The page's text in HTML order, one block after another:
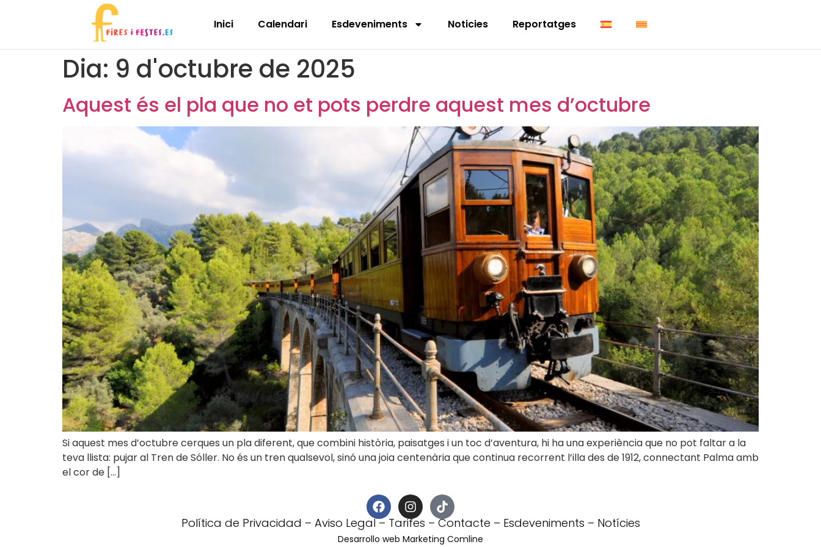
Inici Calendari Esdeveniments Noticies Reportatges
Dia: 9 d'octubre de 2025
Aquest és el pla que no et pots perdre aquest mes d’octubre
Si aquest mes d’octubre cerques un pla diferent, que combini història, paisatges i un toc d’aventura, hi ha una experiència que no pot faltar a la
teva llista: pujar al Tren de Sóller. No és un tren qualsevol, sinó una joia centenària que continua recorrent l’illa des de 1912, connectant Palma amb
el cor de […]
Política de Privacidad – Aviso Legal– Tarifes –Contacte – Esdeveniments – Notícies
Desarrollo web Marketing Comline